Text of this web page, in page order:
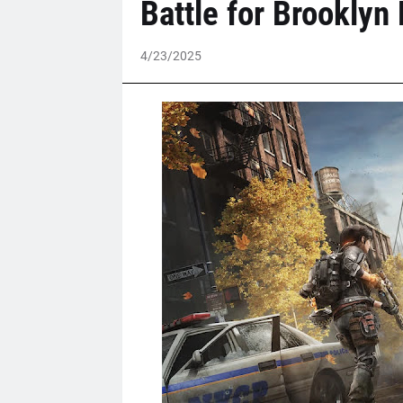
Battle for Brooklyn
4/23/2025